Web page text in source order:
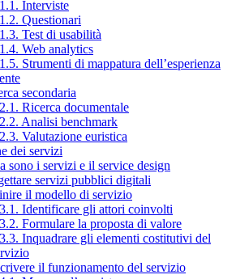
Interviste
Questionari
Test di usabilità
Web analytics
Strumenti di mappatura dell’esperienza
secondaria
Ricerca documentale
Analisi benchmark
Valutazione euristica
dei servizi
sono i servizi e il service design
servizi pubblici digitali
il modello di servizio
Identificare gli attori coinvolti
Formulare la proposta di valore
Inquadrare gli elementi costitutivi del
il funzionamento del servizio